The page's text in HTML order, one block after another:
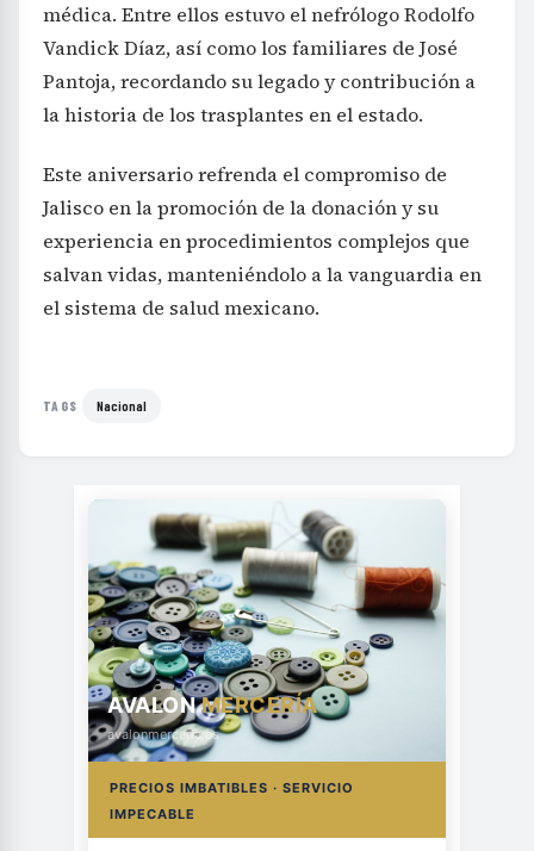
médica. Entre ellos estuvo el nefrólogo Rodolfo
Vandick Díaz, así como los familiares de José
Pantoja, recordando su legado y contribución a
la historia de los trasplantes en el estado.
Este aniversario refrenda el compromiso de
Jalisco en la promoción de la donación y su
experiencia en procedimientos complejos que
salvan vidas, manteniéndolo a la vanguardia en
el sistema de salud mexicano.
TAGS Nacional
AVALONMERCERÍA
avalonmerceria.es
PRECIOS IMBATIBLES · SERVICIO
IMPECABLE